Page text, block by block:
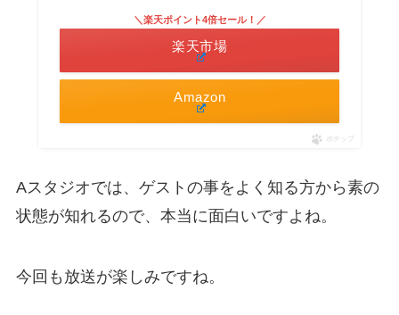
Amazon
＼楽天ポイント4倍セール！／
楽天市場
ポチップ
Aスタジオでは、ゲストの事をよく知る方から素の
状態が知れるので、本当に面白いですよね。
今回も放送が楽しみですね。